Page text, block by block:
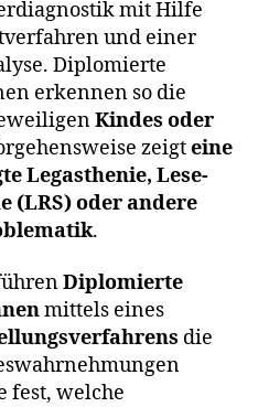
mit Hilfe
und einer
Diplomierte
erkennen so die
Kindes oder
zeigteine
Legasthenie, Lese-
(LRS) oder andere
.
Diplomierte
mittels eines
die
fest, welche